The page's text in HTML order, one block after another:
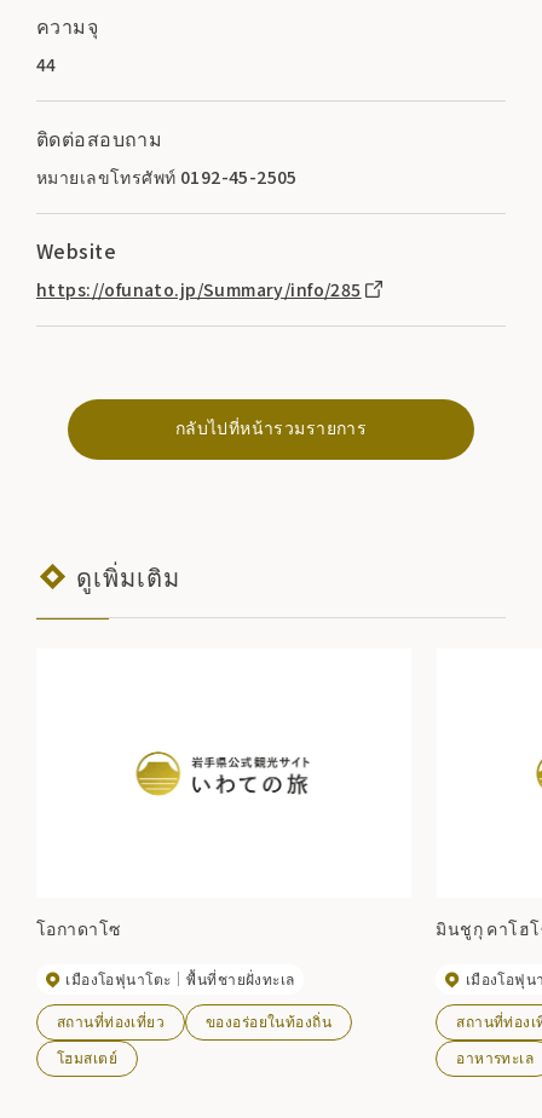
ความจุ
44
ติดต่อสอบถาม
หมายเลขโทรศัพท์ 0192-45-2505
Website
https://ofunato.jp/Summary/info/285
กลับไปที่หน้ารวมรายการ
ดูเพิ่มเติม
โอกาดาโซ
เมืองโอฟุนาโตะ พื้นที่ชายฝั่งทะเล
สถานที่ท่องเที่ยว
ของอร่อยในท้องถิ่น
โฮมสเตย์
มินชูกุ คาโฮ
เมืองโอฟุน
สถานที่ท่องเ
อาหารทะเล